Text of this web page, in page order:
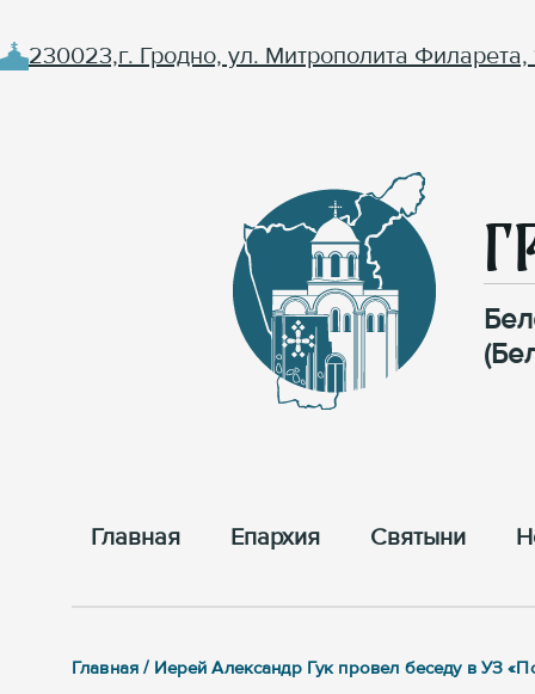
230023,г. Гродно, ул. Митрополита Филарета,
Главная Епархия Cвятыни
Главная / Иерей Александр Гук провел беседу в УЗ